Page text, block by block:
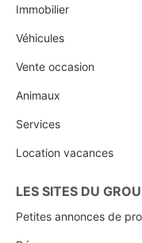
Immobilier
Véhicules
Vente occasion
Animaux
Services
Location vacances
LES SITES DU
Petites annonces de